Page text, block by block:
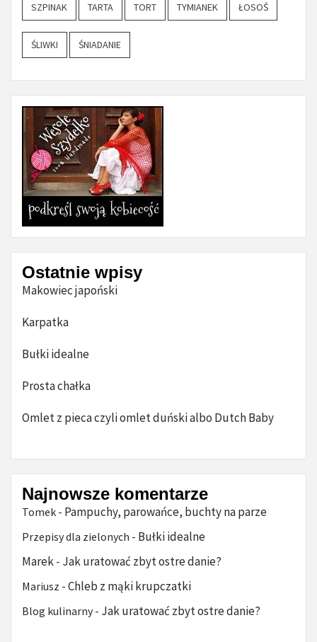
SZPINAK TARTA TORT TYMIANEK ŁOSOŚ
ŚLIWKI ŚNIADANIE
Ostatnie wpisy
Makowiec japoński
Karpatka
Bułki idealne
Prosta chałka
Omlet z pieca czyli omlet duński albo Dutch Baby
Najnowsze komentarze
Tomek - Pampuchy, parowańce, buchty na parze
Przepisy dla zielonych - Bułki idealne
Marek - Jak uratować zbyt ostre danie?
Mariusz - Chleb z mąki krupczatki
Blog kulinarny- Jak uratować zbyt ostre danie?